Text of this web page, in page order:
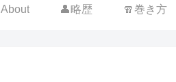
👤略歴 🧣巻き方